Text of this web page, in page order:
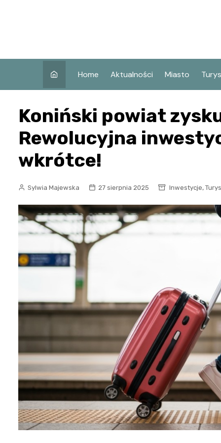
Home Aktualności Miasto
Koniński powiat
Rewolucyjna
wkrótce!
Sylwia Majewska 27 sierpnia 2025 Inwestycje,